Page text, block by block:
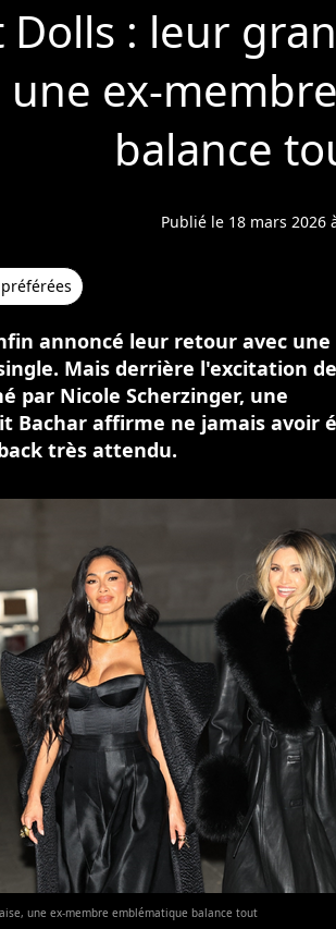
Dolls : leur
une ex-
balance
Publié le 18 mars 2026
annoncé leur retour avec une
Mais derrière l'excitation de
par Nicole Scherzinger, une
Bachar affirme ne jamais avoir
très attendu.
une ex-membre emblématique balance tout